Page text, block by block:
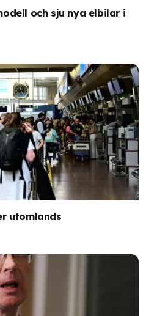
och sju nya elbilar i
utomlands